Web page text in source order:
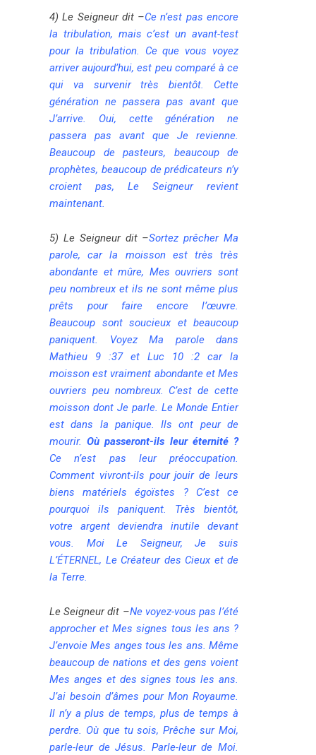
4) Le Seigneur dit–Ce n’est pas encore
la tribulation, mais c’est un avant-test
pour la tribulation. Ce que vous voyez
arriver aujourd’hui, est peu comparé à ce
qui va survenir très bientôt. Cette
génération ne passera pas avant que
J’arrive. Oui, cette génération ne
passera pas avant que Je revienne.
Beaucoup de pasteurs, beaucoup de
prophètes, beaucoup de prédicateurs n’y
croient pas, Le Seigneur revient
maintenant.
5) Le Seigneur dit–Sortez prêcher Ma
parole, car la moisson est très très
abondante et mûre, Mes ouvriers sont
peu nombreux et ils ne sont même plus
prêts pour faire encore l’œuvre.
Beaucoup sont soucieux et beaucoup
paniquent. Voyez Ma parole dans
Mathieu 9 :37 et Luc 10 :2 car la
moisson est vraiment abondante et Mes
ouvriers peu nombreux. C’est de cette
moisson dont Je parle. Le Monde Entier
est dans la panique. Ils ont peur de
mourir.Où passeront-ils leur éternité ?
Ce n’est pas leur préoccupation.
Comment vivront-ils pour jouir de leurs
biens matériels égoïstes ? C’est ce
pourquoi ils paniquent. Très bientôt,
votre argent deviendra inutile devant
vous. Moi Le Seigneur, Je suis
L’ÉTERNEL, Le Créateur des Cieux et de
la Terre.
Le Seigneur dit –Ne voyez-vous pas l’été
approcher et Mes signes tous les ans ?
J’envoie Mes anges tous les ans. Même
beaucoup de nations et des gens voient
Mes anges et des signes tous les ans.
J’ai besoin d’âmes pour Mon Royaume.
Il n’y a plus de temps, plus de temps à
perdre. Où que tu sois, Prêche sur Moi,
parle-leur de Jésus. Parle-leur de Moi.